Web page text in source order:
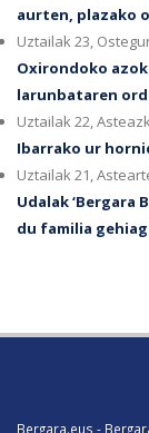
aurten, plazako
Uztailak 23,
Oxirondoko
larunbataren
Uztailak 22,
Ibarrako ur
Uztailak 21,
Udalak
du familia
Bergara.eus -